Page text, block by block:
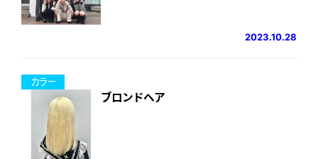
2023.10.28
カラー
ブロンドヘア